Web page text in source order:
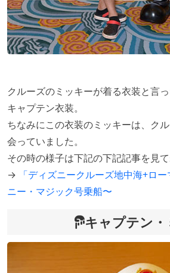
クルーズのミッキーが着る衣装と言
キャプテン衣装。
ちなみにこの衣装のミッキーは、ク
会っていました。
その時の様子は下記の下記記事を見て
→
「ディズニークルーズ地中海+ロ
ニー・マジック号乗船〜
キャプテン・